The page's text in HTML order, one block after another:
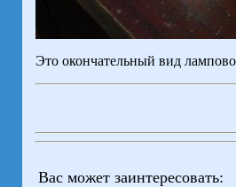
Это окончательный вид
Вас может заинтересовать: